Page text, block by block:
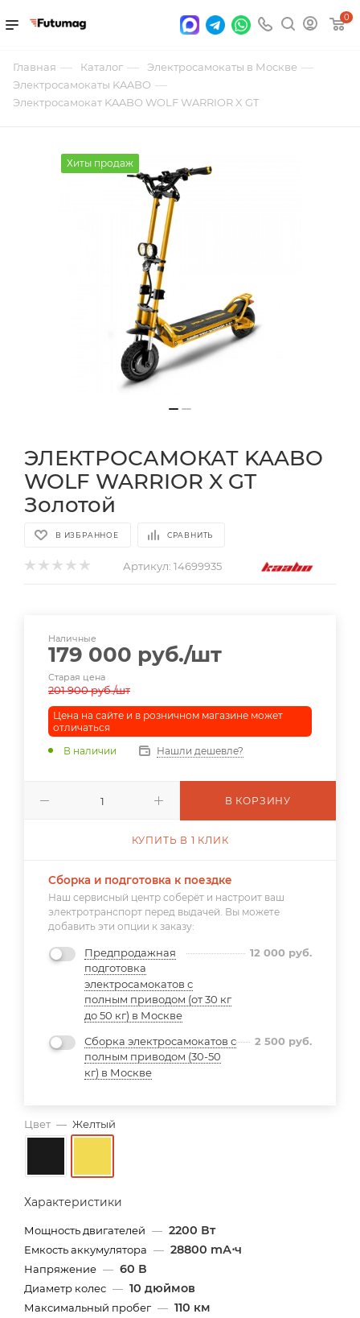
0
Главная — Каталог — Электросамокаты в Москве —
Электросамокаты KAABO —
Электросамокат KAABO WOLF WARRIOR X GT
Хиты продаж
ЭЛЕКТРОСАМОКАТ KAABO
WOLF WARRIOR X GT
Золотой
В ИЗБРАННОЕ СРАВНИТЬ
Артикул: 14699935
Цвет — Желтый
Характеристики
Мощность двигателей — 2200 Вт
Емкость аккумулятора — 28800 mА⋅ч
Напряжение — 60 В
Диаметр колес — 10 дюймов
Максимальный пробег — 110 км
Наличные
179 000 руб./шт
Старая цена
201 900руб./шт
Цена на сайте и в розничном магазине может
отличаться
В наличии
Нашли дешевле?
В КОРЗИНУ
КУПИТЬ В 1 КЛИК
Сборка и подготовка к поездке
Наш сервисный центр соберёт и настроит ваш
электротранспорт перед выдачей. Вы можете
добавить эти опции к заказу:
Предпродажная
подготовка
электросамокатов с
полным приводом (от 30 кг
до 50 кг) в Москве
12 000 руб.
Сборка электросамокатов с
полным приводом (30-50
кг) в Москве
2 500 руб.